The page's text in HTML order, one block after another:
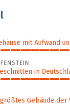
mit Aufwand
in
Gebäude der